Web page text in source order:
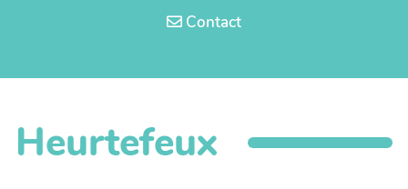
Contact
Heurtefeux